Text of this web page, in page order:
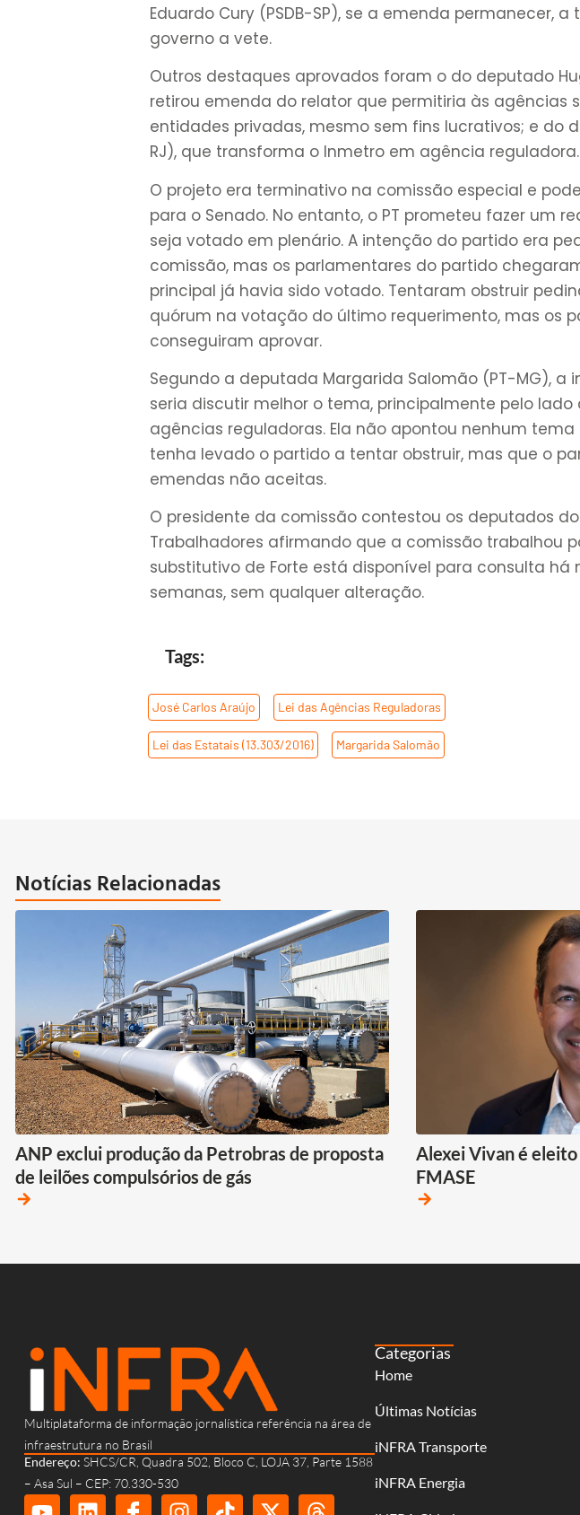
Eduardo Cury (PSDB-SP), se a emenda permanecer,
governo a vete.
Outros destaques aprovados foram o do deputado
retirou emenda do relator que permitiria às agências
entidades privadas, mesmo sem fins lucrativos; e do
RJ), que transforma o Inmetro em agência reguladora.
O projeto era terminativo na comissão especial e
para o Senado. No entanto, o PT prometeu fazer um
seja votado em plenário. A intenção do partido era
comissão, mas os parlamentares do partido
principal já havia sido votado. Tentaram obstruir
quórum na votação do último requerimento, mas os
conseguiram aprovar.
Segundo a deputada Margarida Salomão (PT-MG), a
seria discutir melhor o tema, principalmente pelo lado
agências reguladoras. Ela não apontou nenhum
tenha levado o partido a tentar obstruir, mas que o
emendas não aceitas.
O presidente da comissão contestou os deputados
Trabalhadores afirmando que a comissão trabalhou
substitutivo de Forte está disponível para consulta há
semanas, sem qualquer alteração.
Tags:
José Carlos Araújo Lei das Agências Reguladoras
Lei das Estatais (13.303/2016) Margarida Salomão
Notícias Relacionadas
ANP exclui produção da Petrobras de proposta
de leilões compulsórios de gás
arrow_forward
Alexei Vivan é
FMASE
arrow_forward
Multiplataforma de informação jornalística referência na área de
infraestrutura no Brasil
Endereço: SHCS/CR, Quadra 502, Bloco C, LOJA 37, Parte 1588
– Asa Sul – CEP: 70.330-530
Categorias
Home
Últimas Notícias
iNFRA Transporte
iNFRA Energia